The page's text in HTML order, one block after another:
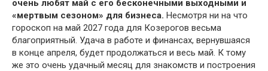
очень любят май с его бесконечными выходными и
«мертвым сезоном» для бизнеса. Несмотря ни на что
гороскоп на май 2027 года для Козерогов весьма
благоприятный. Удача в работе и финансах, вернувшаяся
в конце апреля, будет продолжаться и весь май. К тому
же это очень удачный месяц для знакомств и построения